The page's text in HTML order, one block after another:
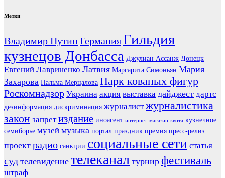
Метки
Владимир ПутинГерманияГильдия
кузнецов Донбасса Джулиан Ассанж Донецк
Евгений Лавриненко Латвия Маргарита Симоньян Мария
Захарова Пальма Мерцалова Парк кованых фигур
Роскомнадзор Украина акция выставка дайджест дартс
дезинформация дискриминация журналист журналистика
закон запрет издание иноагент интернет-магазин квота кузнечное
семиборье музей музыка портал праздник премия пресс-релиз
проект радио санкции социальные сети статья
суд телевидение телеканал турнир фестиваль
штраф